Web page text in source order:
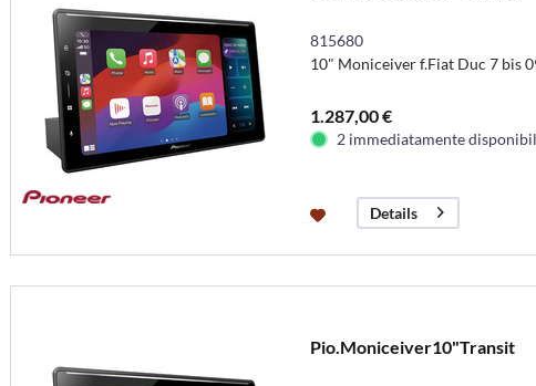
815680
10" Moniceiver f.Fiat Duc 7 bis
1.287,00 €
2 immediatamente
Details
Pio.Moniceiver10"Transit